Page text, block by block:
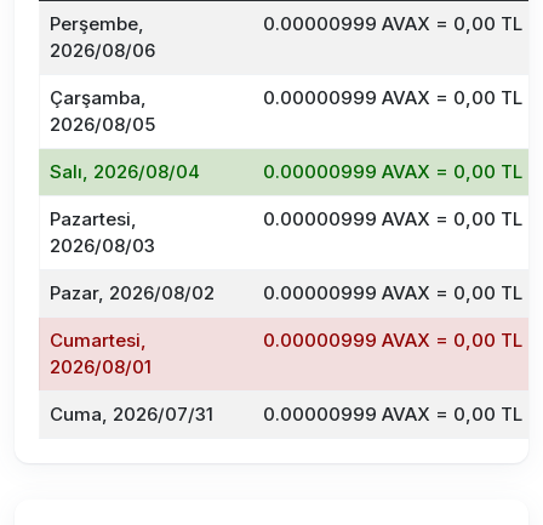
Perşembe,
2026/08/06
0.00000999 AVAX = 0,00 TL
Çarşamba,
2026/08/05
0.00000999 AVAX = 0,00 TL
Salı, 2026/08/04 0.00000999 AVAX = 0,00 TL
Pazartesi,
2026/08/03
0.00000999 AVAX = 0,00 TL
Pazar, 2026/08/02 0.00000999 AVAX = 0,00 TL
Cumartesi,
2026/08/01
0.00000999 AVAX = 0,00 TL
Cuma, 2026/07/31 0.00000999 AVAX = 0,00 TL